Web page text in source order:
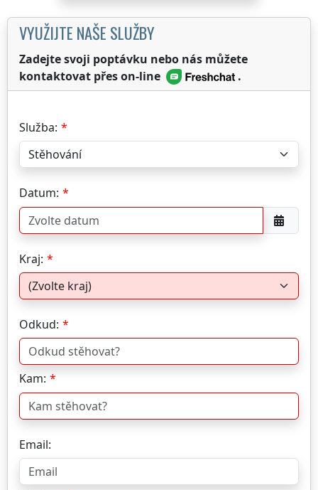
VYUŽIJTE NAŠE SLUŽBY
Zadejte svoji poptávku nebo nás můžete
kontaktovat přes on-line
.
Služba:
Datum:
Kraj:
Odkud:
Kam:
Email: